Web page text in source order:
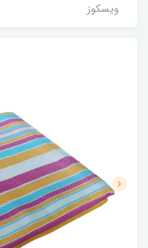
ویسکوز